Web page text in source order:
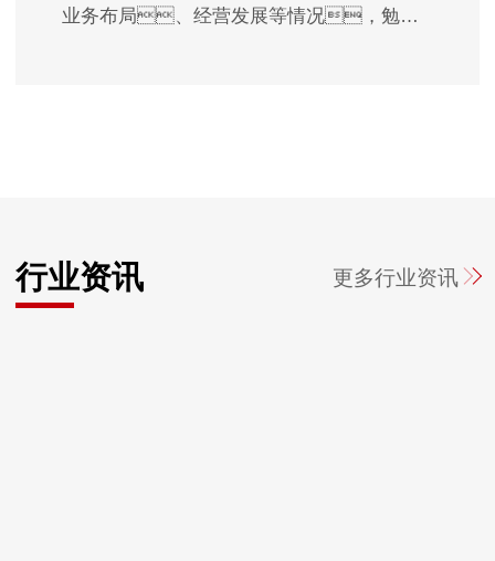
业务布局、经营发展等情况，勉励
行业资讯 更多行业资讯